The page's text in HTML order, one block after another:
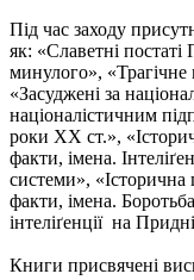
Під час заходу
як: «Славетні постаті
минулого», «Трагічне
«Засуджені за
націоналістичним
роки XX ст.»,
факти, імена.
системи», «Історична
факти, імена.
інтеліґенції на
Книги присвячені